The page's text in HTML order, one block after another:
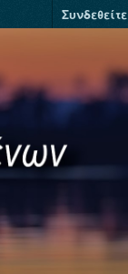
Συνδεθείτε